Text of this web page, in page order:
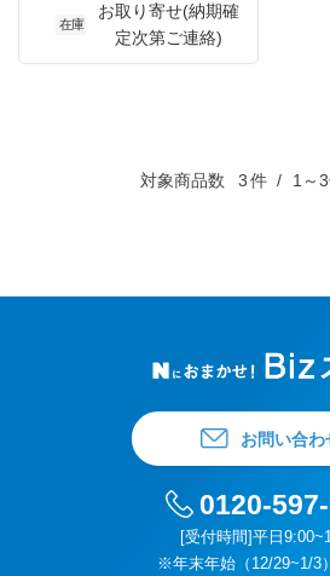
在庫
お取り寄せ(納期確
定次第ご連絡)
対象商品数 3件 1～
お問い合わ
0120-
[受付時間]平日
※年末年始（12/29~1/3